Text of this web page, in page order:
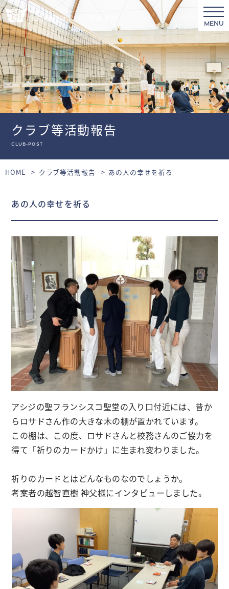
MENU
クラブ等活動報告
club-post
HOME クラブ等活動報告 あの人の幸せを祈る
あの人の幸せを祈る
アシジの聖フランシスコ聖堂の入り口付近には、昔か
らロサドさん作の大きな木の棚が置かれています。
この棚は、この度、ロサドさんと校務さんのご協力を
得て「祈りのカードかけ」に生まれ変わりました。
祈りのカードとはどんなものなのでしょうか。
考案者の越智直樹 神父様にインタビューしました。